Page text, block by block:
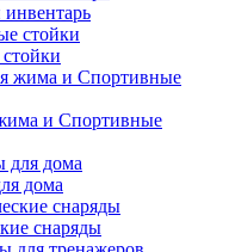
и Спортивные
дома
снаряды